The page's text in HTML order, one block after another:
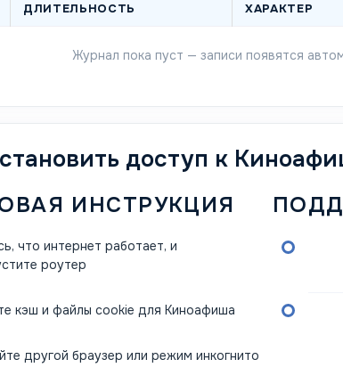
ДЛИТЕЛЬНОСТЬ ХАРАКТЕР
Журнал пока пуст — записи появятся
доступ к
ИНСТРУКЦИЯ
что интернет работает, и
роутер
кэш и файлы cookie для Киноафиша
другой браузер или режим инкогнито